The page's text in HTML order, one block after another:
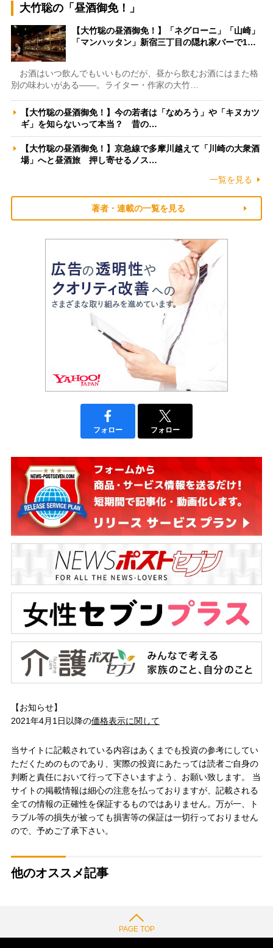
大竹聡の「昼酒御免！」
【大竹聡の昼酒御免！】「ネグローニ」「山崎」
「マンハッタン」新宿三丁目の隠れ家バーで1…
お酒はいつ飲んでもいいものだが、昼から飲むお酒にはまた格
別の味わいがある――。ライター・作家の大竹…
【大竹聡の昼酒御免！】今の若者は「なめろう」や「キヌカツ
ギ」を知らないって本当？ 昔の…
【大竹聡の昼酒御免！】京急線で多摩川越えて「川崎の大衆酒
場」へと昼酒旅 押し寄せるノス…
一覧を見る
著者・連載の一覧を見る
フォロー フォロー
【お知らせ】
2021年4月1日以降の価格表示に関して
当サイトに記載されている内容はあくまでも投資の参考にしてい
ただくためのものであり、実際の投資にあたっては読者ご自身の
判断と責任において行って下さいますよう、お願い致します。 当
サイトの掲載情報は細心の注意を払っておりますが、記載される
全ての情報の正確性を保証するものではありません。万が一、ト
ラブル等の損失が被っても損害等の保証は一切行っておりません
ので、予めご了承下さい。
他のオススメ記事
PAGE TOP